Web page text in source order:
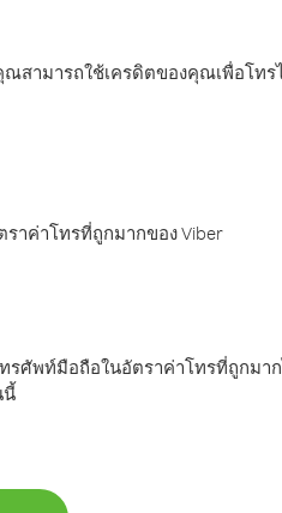
ณสามารถใช้เครดิตของคุณเพื่อโทร
าค่าโทรที่ถูกมากของ Viber
รศัพท์มือถือในอัตราค่าโทรที่ถูกมา
นี้